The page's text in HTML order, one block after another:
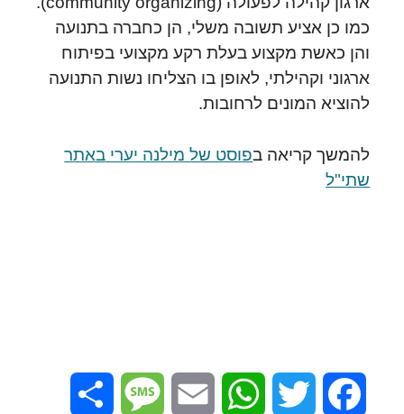
כמו כן אציע תשובה משלי, הן כחברה בתנועה
והן כאשת מקצוע בעלת רקע מקצועי בפיתוח
ארגוני וקהילתי, לאופן בו הצליחו נשות התנועה
להוציא המונים לרחובות.
להמשך קריאה בפוסט של מילנה יערי באתר
שתי"ל
Facebook
Twitter
WhatsApp
Email
Message